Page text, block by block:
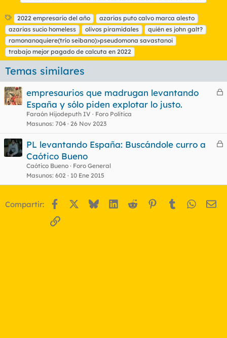
E
t
i
q
u
e
t
a
s
2022 empresario del año
azarias puto calvo marca alesto
azarias sucio homeless
olivos piramidales
quién es john galt?
ramonanoquiere(trío seibano)>pseudomona savastanoi
trabajo mejor pagado de calcuta en 2022
Temas similares
C
a
d
empresaurios que madrugan levantando
España y sólo piden explotar lo justo.
Faraón Hijodeputh IV
Foro Política
Masunos 704 26 Nov 2023
C
a
PL levantando España: Buscándole curro a
Caótico Bueno
Caótico Bueno
Foro General
Masunos 602 10 Ene 2015
Compartir: Facebook BlueskyLinkedIn
Reddit Pinterest
Tumblr
Enlace